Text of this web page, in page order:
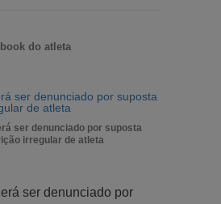
do atleta
ser denunciado por suposta
irregular de atleta
ser denunciado por